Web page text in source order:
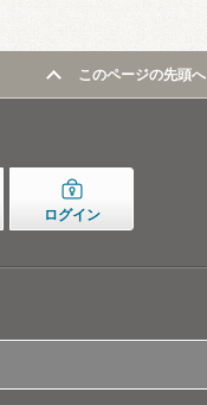
このページの先頭へ
ログイン